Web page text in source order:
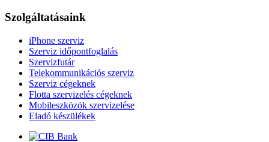
Szolgáltatásaink
iPhone szerviz
Szerviz időpontfoglalás
Szervizfutár
Telekommunikációs szerviz
Szerviz cégeknek
Flotta szervizelés cégeknek
Mobileszközök szervizelése
Eladó készülékek